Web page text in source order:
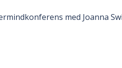
med Joanna